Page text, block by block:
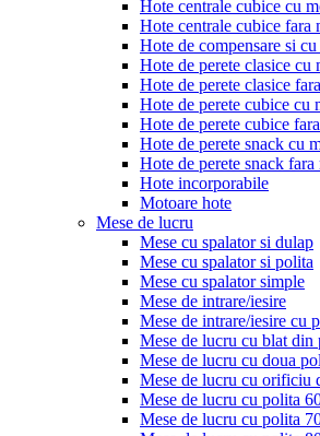
Hote centrale cubice cu
Hote centrale cubice fara
Hote de compensare si
Hote de perete clasice cu
Hote de perete clasice
Hote de perete cubice cu
Hote de perete cubice
Hote de perete snack cu
Hote de perete snack fara
Hote incorporabile
Motoare hote
Mese de lucru
Mese cu spalator si dulap
Mese cu spalator si polita
Mese cu spalator simple
Mese de intrare/iesire
Mese de intrare/iesire cu
Mese de lucru cu blat din
Mese de lucru cu doua
Mese de lucru cu orificiu
Mese de lucru cu polita
Mese de lucru cu polita